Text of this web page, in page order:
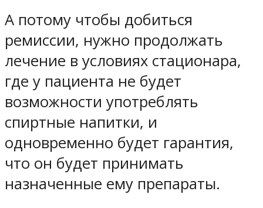
А потому чтобы добиться
ремиссии, нужно продолжать
лечение в условиях стационара,
где у пациента не будет
возможности употреблять
спиртные напитки, и
одновременно будет гарантия,
что он будет принимать
назначенные ему препараты.